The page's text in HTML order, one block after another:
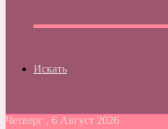
Искать
Четверг , 6 Август 2026